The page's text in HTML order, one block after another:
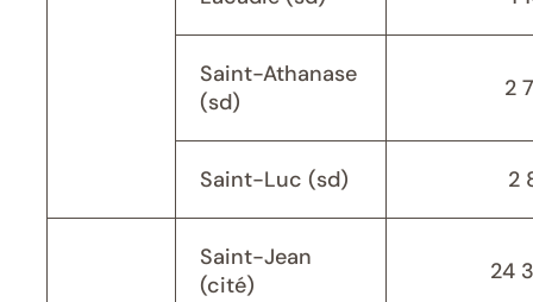
Saint-Athanase
(sd)
2
Saint-Luc (sd) 2
Saint-Jean
(cité)
24